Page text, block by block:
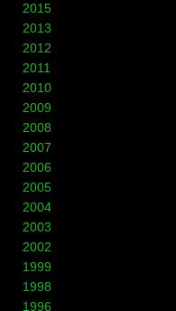
2015
2013
2012
2011
2010
2009
2008
2007
2006
2005
2004
2003
2002
1999
1998
1996